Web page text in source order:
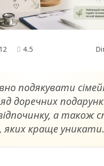
4.5
подякувати
доречних
а також
яких краще уникати.